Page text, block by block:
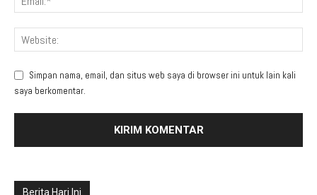
Simpan nama, email, dan situs web saya di browser ini untuk lain kali
saya berkomentar.
Berita Hari Ini